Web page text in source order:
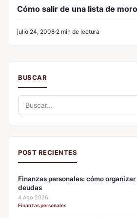
BUSCAR
Buscar:
POST RECIENTES
Finanzas personales: cómo
deudas
4 Ago 2026 ·
Finanzas personales
Cómo salir de una lista de
julio 24, 2008 2 min de lectura